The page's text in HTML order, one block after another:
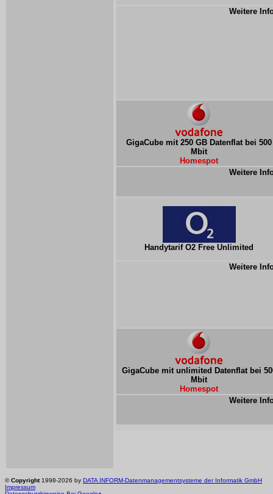
Weitere
GigaCube mit 250 GB Datenflat bei 500
Mbit
Homespot
Weitere
Handytarif O2 Free Unlimited
Weitere
GigaCube mit unlimited Datenflat bei
Mbit
Homespot
Weitere
©Copyright1998-2026 by DATA INFORM-Datenmanagementsysteme der Informatik GmbH
Impressum